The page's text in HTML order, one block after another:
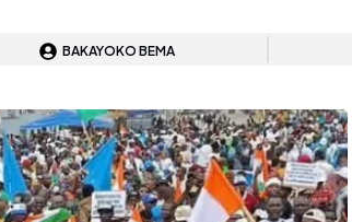
BAKAYOKO BEMA